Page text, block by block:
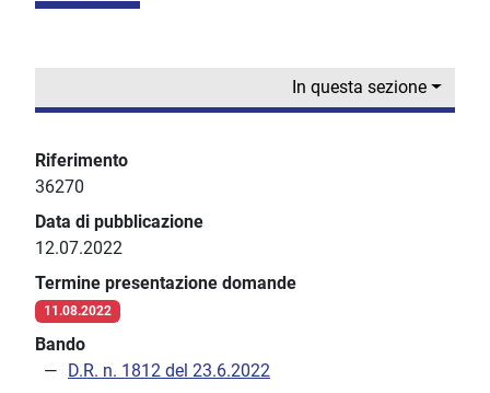
In questa sezione
Riferimento
36270
Data di pubblicazione
12.07.2022
Termine presentazione domande
11.08.2022
Bando
D.R. n. 1812 del 23.6.2022